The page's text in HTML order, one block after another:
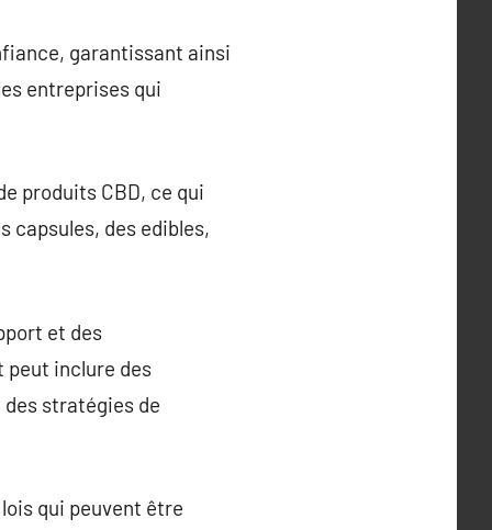
garantissant ainsi
entreprises qui
produits CBD, ce qui
capsules, des edibles,
et des
peut inclure des
stratégies de
qui peuvent être